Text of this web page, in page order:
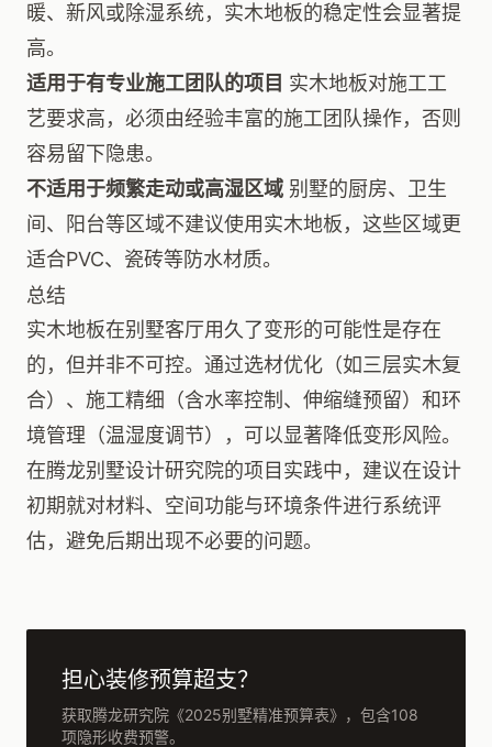
暖、新风或除湿系统，实木地板的稳定性会显著提
高。
适用于有专业施工团队的项目 实木地板对施工工
艺要求高，必须由经验丰富的施工团队操作，否则
容易留下隐患。
不适用于频繁走动或高湿区域 别墅的厨房、卫生
间、阳台等区域不建议使用实木地板，这些区域更
适合PVC、瓷砖等防水材质。
总结
实木地板在别墅客厅用久了变形的可能性是存在
的，但并非不可控。通过选材优化（如三层实木复
合）、施工精细（含水率控制、伸缩缝预留）和环
境管理（温湿度调节），可以显著降低变形风险。
在腾龙别墅设计研究院的项目实践中，建议在设计
初期就对材料、空间功能与环境条件进行系统评
估，避免后期出现不必要的问题。
担心装修预算超支？
获取腾龙研究院《2025别墅精准预算表》，包含108
项隐形收费预警。